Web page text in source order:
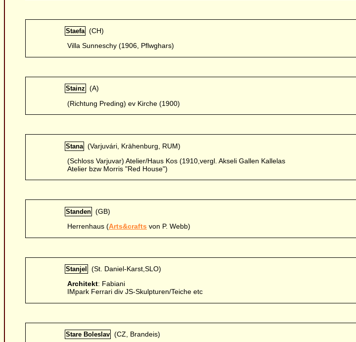
Staefa(CH)
Villa Sunneschy (1906, Pflwghars)
Stainz(A)
(Richtung Preding) ev Kirche (1900)
Stana(Varjuvári, Krähenburg, RUM)
(Schloss Varjuvar) Atelier/Haus Kos (1910,vergl. Akseli Gallen Kallelas
Atelier bzw Morris "Red House")
Standen(GB)
Herrenhaus (Arts&crafts von P. Webb)
Stanjel(St. Daniel-Karst,SLO)
Architekt: Fabiani
IMpark Ferrari div JS-Skulpturen/Teiche etc
Stare Boleslav(CZ, Brandeis)